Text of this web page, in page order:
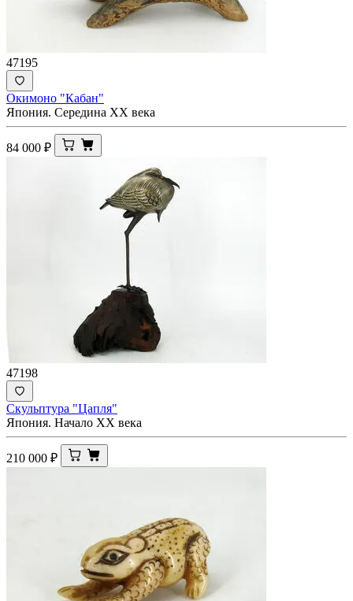
47195
Окимоно "Кабан"
Япония. Середина XX века
84 000 ₽
47198
Скульптура "Цапля"
Япония. Начало XX века
210 000 ₽